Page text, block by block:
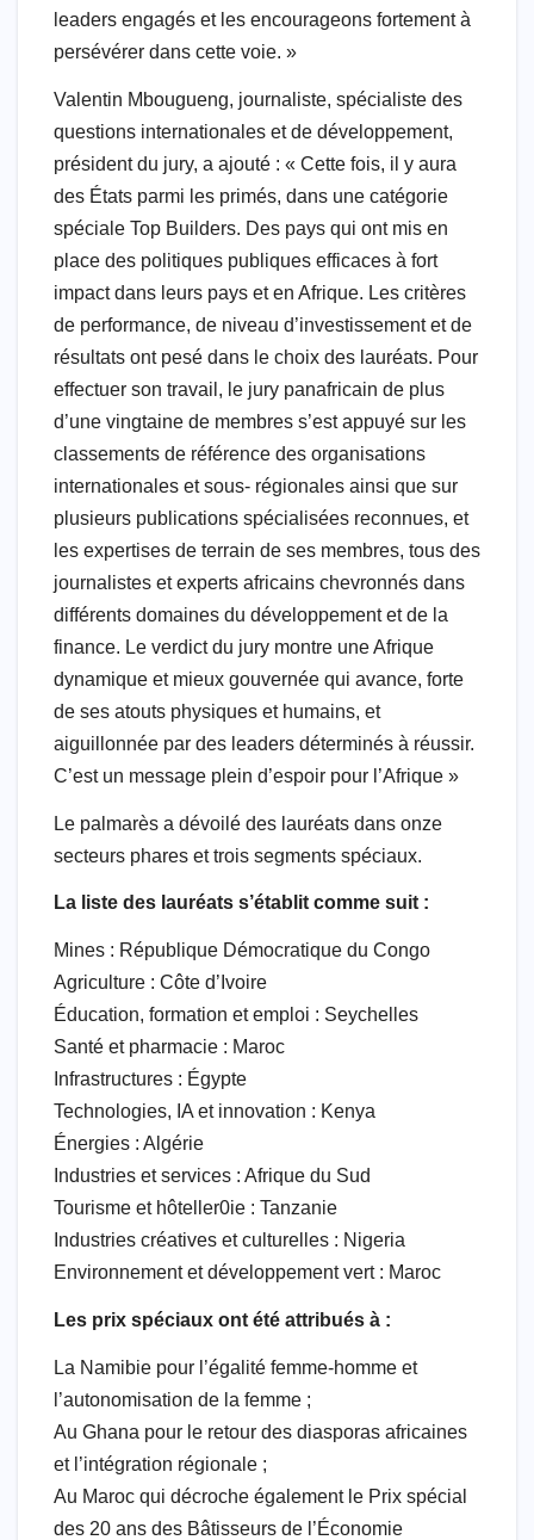
leaders engagés et les encourageons fortement à
persévérer dans cette voie. »
Valentin Mbougueng, journaliste, spécialiste des
questions internationales et de développement,
président du jury, a ajouté : « Cette fois, il y aura
des États parmi les primés, dans une catégorie
spéciale Top Builders. Des pays qui ont mis en
place des politiques publiques efficaces à fort
impact dans leurs pays et en Afrique. Les critères
de performance, de niveau d’investissement et de
résultats ont pesé dans le choix des lauréats. Pour
effectuer son travail, le jury panafricain de plus
d’une vingtaine de membres s’est appuyé sur les
classements de référence des organisations
internationales et sous- régionales ainsi que sur
plusieurs publications spécialisées reconnues, et
les expertises de terrain de ses membres, tous des
journalistes et experts africains chevronnés dans
différents domaines du développement et de la
finance. Le verdict du jury montre une Afrique
dynamique et mieux gouvernée qui avance, forte
de ses atouts physiques et humains, et
aiguillonnée par des leaders déterminés à réussir.
C’est un message plein d’espoir pour l’Afrique »
Le palmarès a dévoilé des lauréats dans onze
secteurs phares et trois segments spéciaux.
La liste des lauréats s’établit comme suit :
Mines : République Démocratique du Congo
Agriculture : Côte d’Ivoire
Éducation, formation et emploi : Seychelles
Santé et pharmacie : Maroc
Infrastructures : Égypte
Technologies, IA et innovation : Kenya
Énergies : Algérie
Industries et services : Afrique du Sud
Tourisme et hôteller0ie : Tanzanie
Industries créatives et culturelles : Nigeria
Environnement et développement vert : Maroc
Les prix spéciaux ont été attribués à :
La Namibie pour l’égalité femme-homme et
l’autonomisation de la femme ;
Au Ghana pour le retour des diasporas africaines
et l’intégration régionale ;
Au Maroc qui décroche également le Prix spécial
des 20 ans des Bâtisseurs de l’Économie